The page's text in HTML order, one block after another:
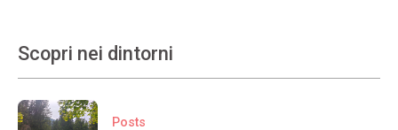
Scopri nei dintorni
Posts